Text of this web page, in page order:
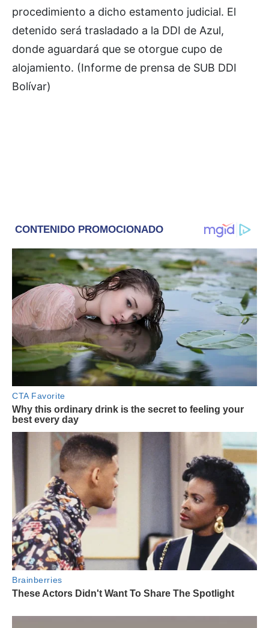
procedimiento a dicho estamento judicial. El
detenido será trasladado a la DDI de Azul,
donde aguardará que se otorgue cupo de
alojamiento. (Informe de prensa de SUB DDI
Bolívar)